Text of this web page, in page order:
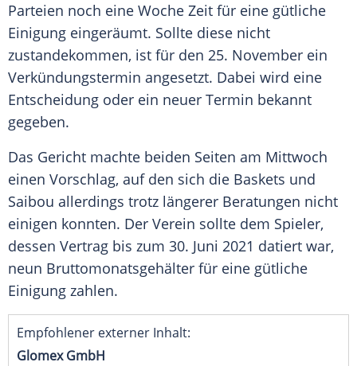
Parteien noch eine Woche Zeit für eine gütliche
Einigung eingeräumt. Sollte diese nicht
zustandekommen, ist für den 25. November ein
Verkündungstermin angesetzt. Dabei wird eine
Entscheidung oder ein neuer Termin bekannt
gegeben.
Das Gericht machte beiden Seiten am Mittwoch
einen Vorschlag, auf den sich die Baskets und
Saibou allerdings trotz längerer Beratungen nicht
einigen konnten. Der Verein sollte dem Spieler,
dessen Vertrag bis zum 30. Juni 2021 datiert war,
neun Bruttomonatsgehälter für eine gütliche
Einigung zahlen.
Empfohlener externer Inhalt:
Glomex GmbH